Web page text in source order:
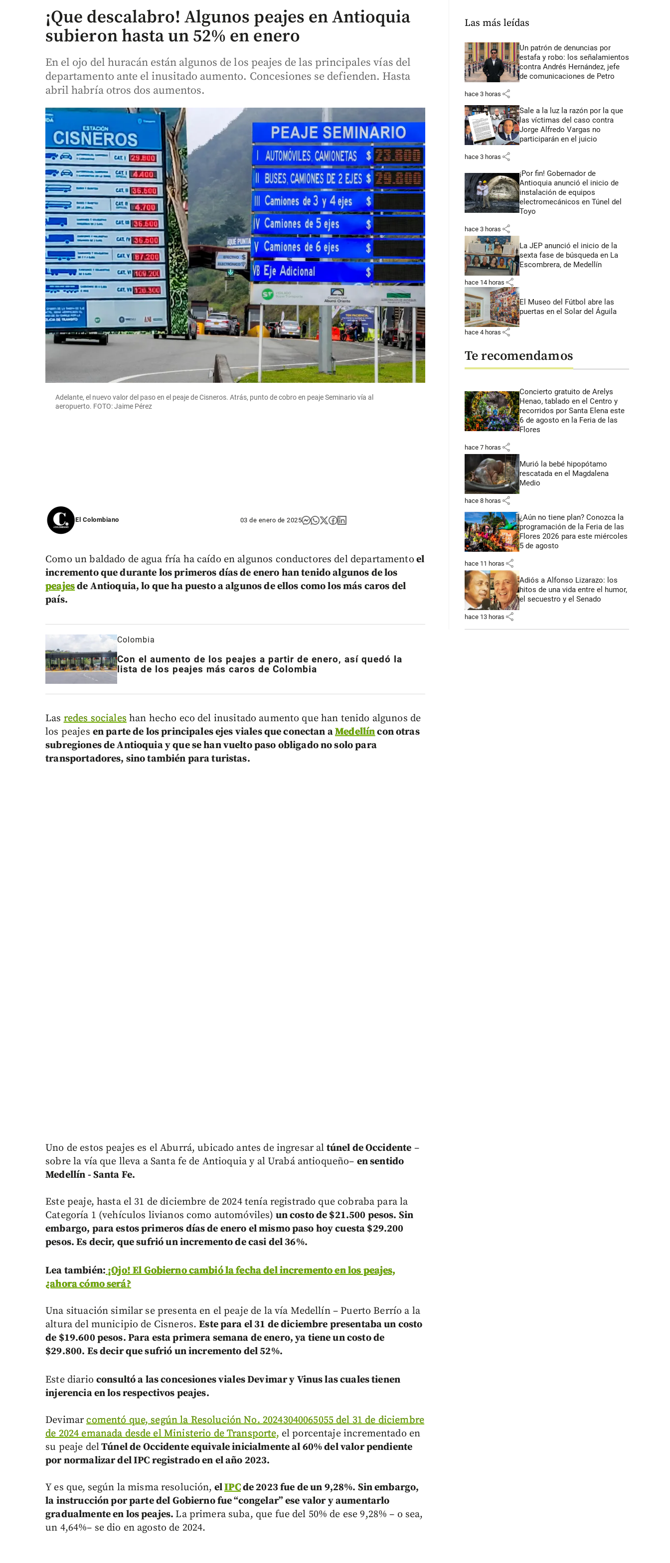
¡Que descalabro! Algunos peajes en Antioquia
subieron hasta un 52% en enero
En el ojo del huracán están algunos de los peajes de las principales vías del
departamento ante el inusitado aumento. Concesiones se defienden. Hasta
abril habría otros dos aumentos.
Adelante, el nuevo valor del paso en el peaje de Cisneros. Atrás, punto de cobro en peaje Seminario vía al
aeropuerto. FOTO: Jaime Pérez
El Colombiano 03 de enero de 2025
Como un baldado de agua fría ha caído en algunos conductores del departamento el
incremento que durante los primeros días de enero han tenido algunos de los
peajesde Antioquia, lo que ha puesto a algunos de ellos como los más caros del
país.
Colombia
Con el aumento de los peajes a partir de enero, así quedó la
lista de los peajes más caros de Colombia
Lasredes socialeshan hecho eco del inusitado aumento que han tenido algunos de
los peajes en parte de los principales ejes viales que conectan aMedellíncon otras
subregiones de Antioquia y que se han vuelto paso obligado no solo para
transportadores, sino también para turistas.
Uno de estos peajes es el Aburrá, ubicado antes de ingresar al túnel de Occidente –
sobre la vía que lleva a Santa fe de Antioquia y al Urabá antioqueño– en sentido
Medellín - Santa Fe.
Este peaje, hasta el 31 de diciembre de 2024 tenía registrado que cobraba para la
Categoría 1 (vehículos livianos como automóviles) un costo de $21.500 pesos. Sin
embargo, para estos primeros días de enero el mismo paso hoy cuesta $29.200
pesos. Es decir, que sufrió un incremento de casi del 36%.
Lea también:¡Ojo! El Gobierno cambió la fecha del incremento en los peajes,
¿ahora cómo será?
Una situación similar se presenta en el peaje de la vía Medellín – Puerto Berrío a la
altura del municipio de Cisneros.Este para el 31 de diciembre presentaba un costo
de $19.600 pesos. Para esta primera semana de enero, ya tiene un costo de
$29.800. Es decir que sufrió un incremento del 52%.
Este diario consultó a las concesiones viales Devimar y Vinus las cuales tienen
injerencia en los respectivos peajes.
Devimarcomentó que, según la Resolución No. 20243040065055 del 31 de diciembre
de 2024 emanada desde el Ministerio de Transporte, el porcentaje incrementado en
su peaje delTúnel de Occidente equivale inicialmente al 60% del valor pendiente
por normalizar del IPC registrado en el año 2023.
Y es que, según la misma resolución, elIPCde 2023 fue de un 9,28%. Sin embargo,
la instrucción por parte del Gobierno fue “congelar” ese valor y aumentarlo
gradualmente en los peajes.La primera suba, que fue del 50% de ese 9,28% – o sea,
un 4,64%– se dio en agosto de 2024.
Las más leídas
Un patrón de denuncias por
estafa y robo: los señalamientos
contra Andrés Hernández, jefe
de comunicaciones de Petro
hace 3 horas share
Sale a la luz la razón por la que
las víctimas del caso contra
Jorge Alfredo Vargas no
participarán en el juicio
hace 3 horas share
¡Por fin! Gobernador de
Antioquia anunció el inicio de
instalación de equipos
electromecánicos en Túnel del
Toyo
hace 3 horas share
La JEP anunció el inicio de la
sexta fase de búsqueda en La
Escombrera, de Medellín
hace 14 horas share
El Museo del Fútbol abre las
puertas en el Solar del Águila
hace 4 horas share
Te recomendamos
Concierto gratuito de Arelys
Henao, tablado en el Centro y
recorridos por Santa Elena este
6 de agosto en la Feria de las
Flores
hace 7 horas share
Murió la bebé hipopótamo
rescatada en el Magdalena
Medio
hace 8 horas share
¿Aún no tiene plan? Conozca la
programación de la Feria de las
Flores 2026 para este miércoles
5 de agosto
hace 11 horas share
Adiós a Alfonso Lizarazo: los
hitos de una vida entre el humor,
el secuestro y el Senado
hace 13 horas share